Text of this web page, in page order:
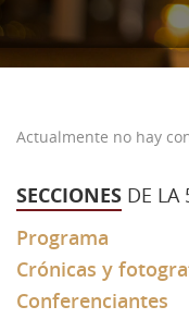
Profesores
Video
Estudios
55ª Semana (2026)
51 Semana (2022)
49 - 50 Semana
48 Semana (2019)
Noticias
Conferencias
Materiales
Galería
Actualmente no hay
SECCIONES DE LA
Programa
Crónicas y
Conferenciantes